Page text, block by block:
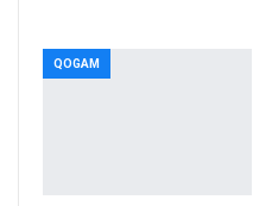
QOGAM